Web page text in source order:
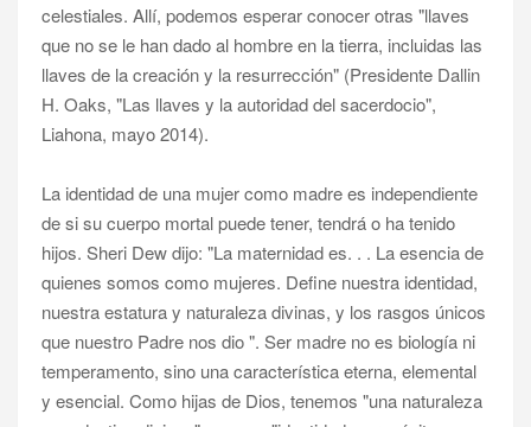
celestiales. Allí, podemos esperar conocer otras "llaves
que no se le han dado al hombre en la tierra, incluidas las
llaves de la creación y la resurrección" (Presidente Dallin
H. Oaks, "Las llaves y la autoridad del sacerdocio",
Liahona, mayo 2014).
La identidad de una mujer como madre es independiente
de si su cuerpo mortal puede tener, tendrá o ha tenido
hijos. Sheri Dew dijo: "La maternidad es. . . La esencia de
quienes somos como mujeres. Define nuestra identidad,
nuestra estatura y naturaleza divinas, y los rasgos únicos
que nuestro Padre nos dio ". Ser madre no es biología ni
temperamento, sino una característica eterna, elemental
y esencial. Como hijas de Dios, tenemos "una naturaleza